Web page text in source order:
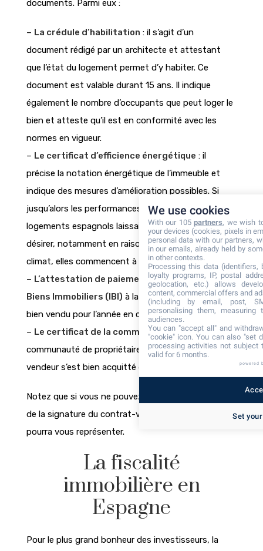
documents. Parmi eux :
– La crédule d’habilitation : il s’agit d’un
document rédigé par un architecte et attestant
que l’état du logement permet d’y habiter. Ce
document est valable durant 15 ans. Il indique
également le nombre d’occupants que peut loger le
bien et atteste qu’il est en conformité avec les
normes en vigueur.
– Le certificat d’efficience énergétique : il
précise la notation énergétique de l’immeuble et
indique des mesures d’amélioration possibles. Si
jusqu’alors les performances énergétiques des
logements espagnols laissaient clairement à
désirer, notamment en raison de la douceur du
climat, elles commencent à s’améliorer.
– L’attestation de paiement de l’impôt sur les
Biens Immobiliers (IBI) à la commune où se situe le
bien vendu pour l’année en cours et les 4 suivantes.
– Le certificat de la communauté, si
communauté de propriétaires il y a, atteste que le
vendeur s’est bien acquitté de ses cotisations.
Notez que si vous ne pouvez pas être présent lors
de la signature du contrat-vente, votre avocat
pourra vous représenter.
La fiscalité
immobilière en
Espagne
Pour le plus grand bonheur des investisseurs, la
We use cookies
With our 105partners, we wish
your devices (cookies, pixels in
personal data with our partners,
in our emails, already held by
in other contexts.
Processing this data (identifiers,
loyalty programs, IP, postal
geolocation, etc.) allows
content, commercial offers and
(including by email, post,
personalising them, measuring
audiences.
You can "accept all" and
"cookie" icon. You can also "set
processing activities not subject
valid for 6 months.
powered
Set